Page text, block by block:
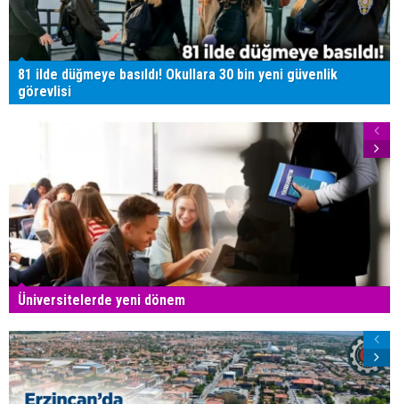
81 ilde düğmeye basıldı! Okullara 30 bin yeni güvenlik
görevlisi
Üniversitelerde yeni dönem